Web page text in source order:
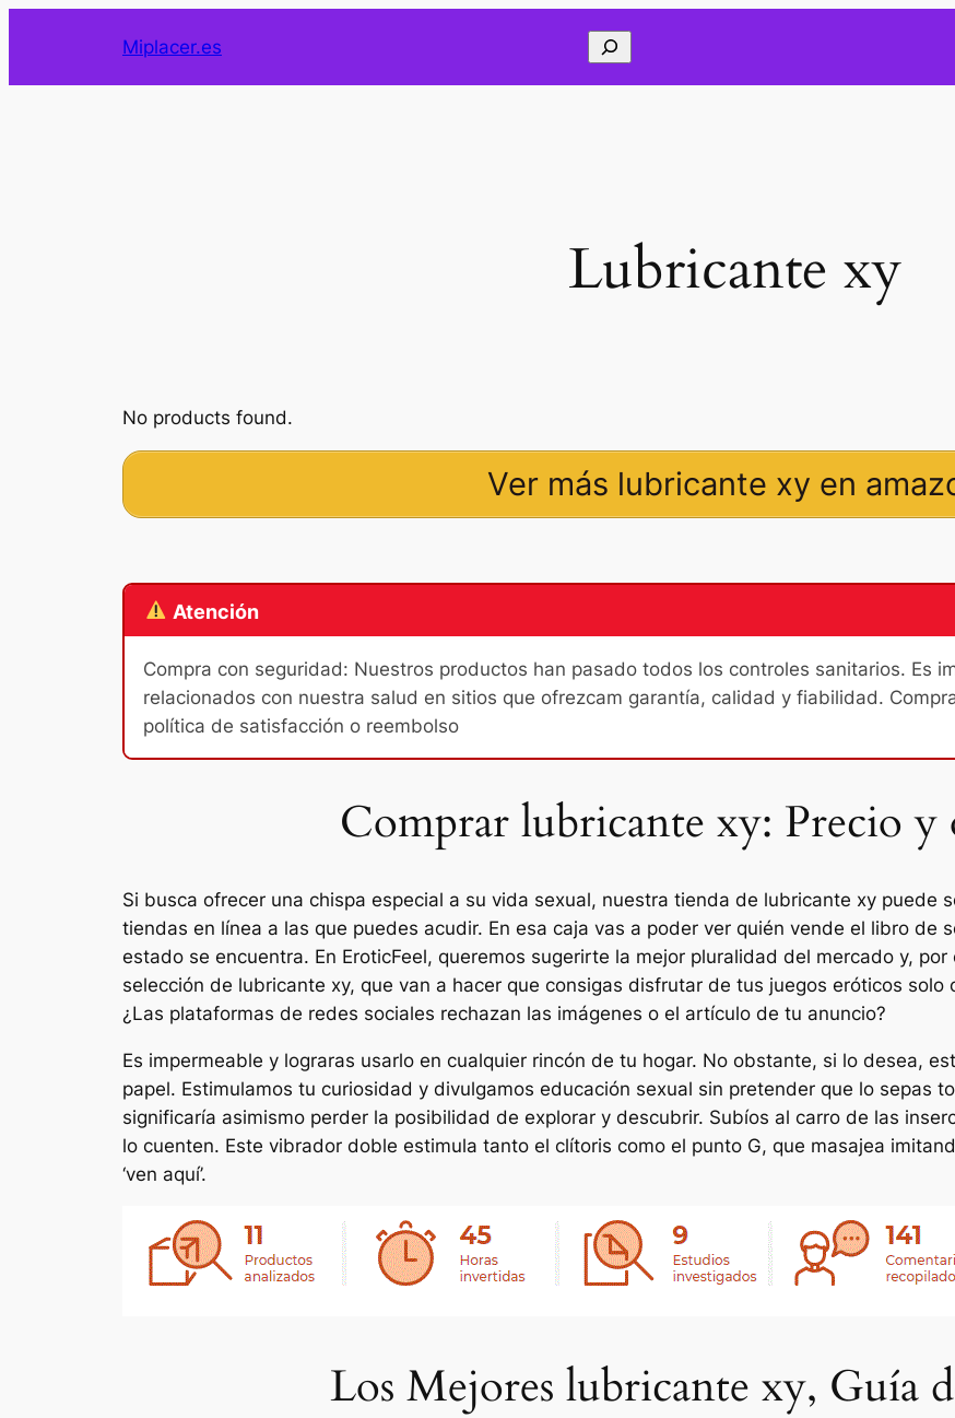
Miplacer.es Buscar
Lubricante xy
No products found.
Ver más lubricante xy en
Atención
Compra con seguridad: Nuestros productos han pasado todos los controles sanitarios. Es
relacionados con nuestra salud en sitios que ofrezcam garantía, calidad y fiabilidad.
política de satisfacción o reembolso
Comprar lubricante xy: Precio y
Si busca ofrecer una chispa especial a su vida sexual, nuestra tienda de lubricante xy puede
tiendas en línea a las que puedes acudir. En esa caja vas a poder ver quién vende el libro de
estado se encuentra. En EroticFeel, queremos sugerirte la mejor pluralidad del mercado y,
selección de lubricante xy, que van a hacer que consigas disfrutar de tus juegos eróticos
¿Las plataformas de redes sociales rechazan las imágenes o el artículo de tu anuncio?
Es impermeable y lograras usarlo en cualquier rincón de tu hogar. No obstante, si lo desea,
papel. Estimulamos tu curiosidad y divulgamos educación sexual sin pretender que lo sepas
significaría asimismo perder la posibilidad de explorar y descubrir. Subíos al carro de las
lo cuenten. Este vibrador doble estimula tanto el clítoris como el punto G, que masajea
‘ven aquí’.
Los Mejores lubricante xy, Guía